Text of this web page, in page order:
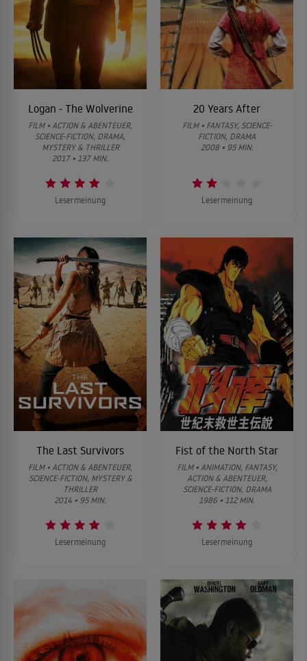
Logan - The Wolverine
FILM • ACTION & ABENTEUER,
SCIENCE-FICTION, DRAMA,
MYSTERY & THRILLER
2017 • 137 MIN.
Lesermeinung
20 Years After
FILM • FANTASY, SCIENCE-
FICTION, DRAMA
2008 • 95 MIN.
Lesermeinung
The Last Survivors
FILM • ACTION & ABENTEUER,
SCIENCE-FICTION, MYSTERY &
THRILLER
2014 • 95 MIN.
Lesermeinung
Fist of the North Star
FILM • ANIMATION, FANTASY,
ACTION & ABENTEUER,
SCIENCE-FICTION, DRAMA
1986 • 112 MIN.
Lesermeinung